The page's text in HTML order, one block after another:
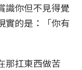
識你但不見得覺
實的是：「你有
那扛東西做苦